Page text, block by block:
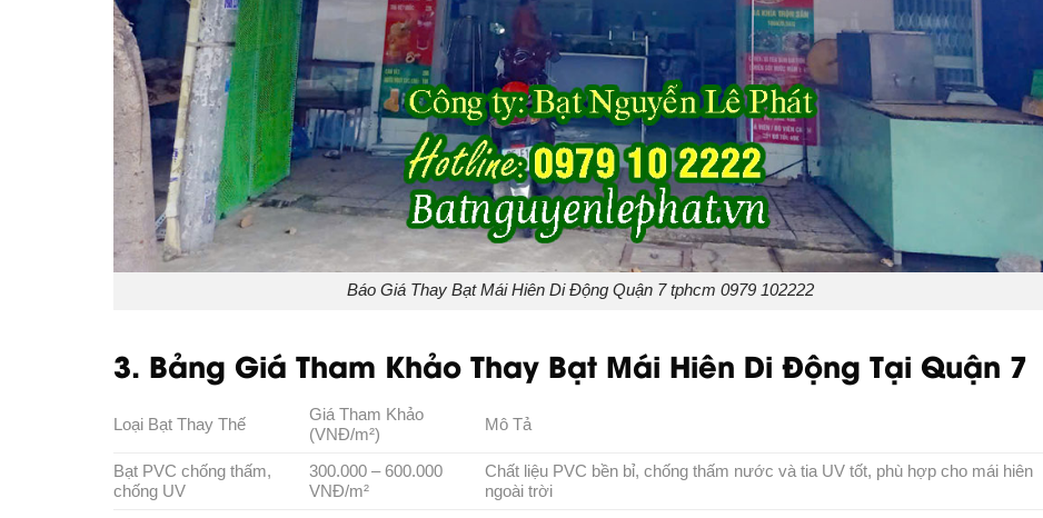
Báo Giá Thay Bạt Mái Hiên Di Động Quận 7 tphcm 0979 102222
3. Bảng Giá Tham Khảo Thay Bạt Mái Hiên Di Động Tại Quận 7
Loại Bạt Thay Thế
Giá Tham Khảo
(VNĐ/m²)
Mô Tả
Bạt PVC chống thấm,
chống UV
300.000 – 600.000
VNĐ/m²
Chất liệu PVC bền bỉ, chống thấm nước và tia UV tốt, phù hợp cho mái hiên
ngoài trời